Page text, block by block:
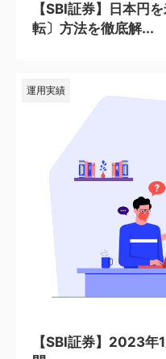
【SBI証券】日本円
転〕方法を徹底解...
運用実績
【SBI証券】2023年